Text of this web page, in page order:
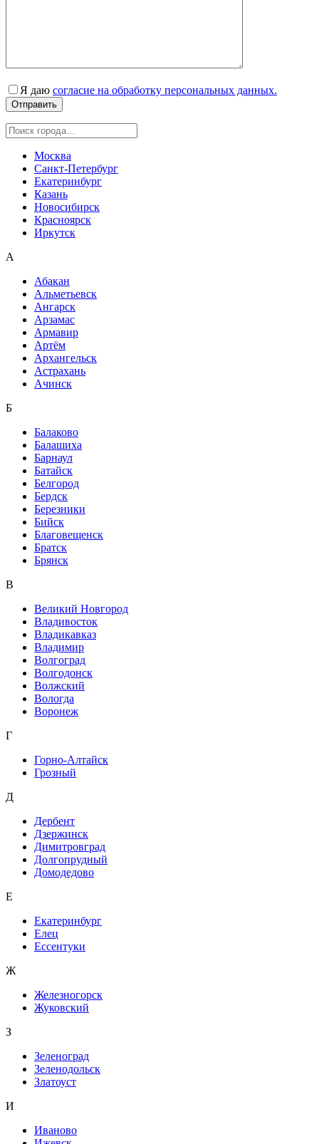
Я даю согласие на обработку персональных данных.
Москва
Санкт-Петербург
Екатеринбург
Казань
Новосибирск
Красноярск
Иркутск
А
Абакан
Альметьевск
Ангарск
Арзамас
Армавир
Артём
Архангельск
Астрахань
Ачинск
Б
Балаково
Балашиха
Барнаул
Батайск
Белгород
Бердск
Березники
Бийск
Благовещенск
Братск
Брянск
В
Великий Новгород
Владивосток
Владикавказ
Владимир
Волгоград
Волгодонск
Волжский
Вологда
Воронеж
Г
Горно-Алтайск
Грозный
Д
Дербент
Дзержинск
Димитровград
Долгопрудный
Домодедово
Е
Екатеринбург
Елец
Ессентуки
Ж
Железногорск
Жуковский
З
Зеленоград
Зеленодольск
Златоуст
И
Иваново